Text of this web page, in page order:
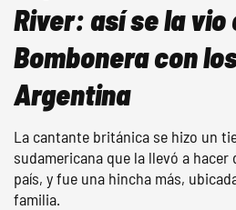
River: así se la vio
Bombonera con
Argentina
La cantante británica se hizo un
sudamericana que la llevó a
país, y fue una hincha más,
familia.